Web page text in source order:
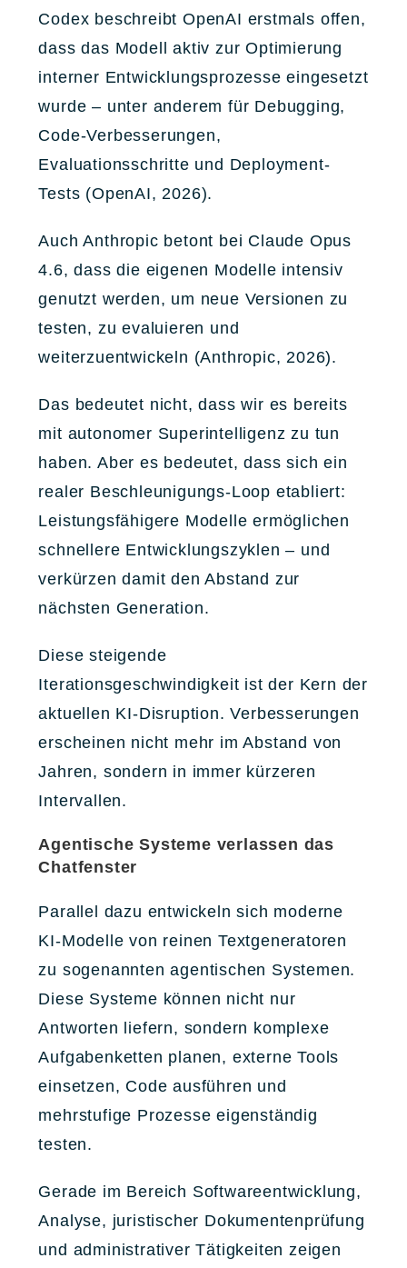
Codex beschreibt OpenAI erstmals offen,
dass das Modell aktiv zur Optimierung
interner Entwicklungsprozesse eingesetzt
wurde – unter anderem für Debugging,
Code-Verbesserungen,
Evaluationsschritte und Deployment-
Tests (OpenAI, 2026).
Auch Anthropic betont bei Claude Opus
4.6, dass die eigenen Modelle intensiv
genutzt werden, um neue Versionen zu
testen, zu evaluieren und
weiterzuentwickeln (Anthropic, 2026).
Das bedeutet nicht, dass wir es bereits
mit autonomer Superintelligenz zu tun
haben. Aber es bedeutet, dass sich ein
realer Beschleunigungs-Loop etabliert:
Leistungsfähigere Modelle ermöglichen
schnellere Entwicklungszyklen – und
verkürzen damit den Abstand zur
nächsten Generation.
Diese steigende
Iterationsgeschwindigkeit ist der Kern der
aktuellen KI-Disruption. Verbesserungen
erscheinen nicht mehr im Abstand von
Jahren, sondern in immer kürzeren
Intervallen.
Agentische Systeme verlassen das
Chatfenster
Parallel dazu entwickeln sich moderne
KI-Modelle von reinen Textgeneratoren
zu sogenannten agentischen Systemen.
Diese Systeme können nicht nur
Antworten liefern, sondern komplexe
Aufgabenketten planen, externe Tools
einsetzen, Code ausführen und
mehrstufige Prozesse eigenständig
testen.
Gerade im Bereich Softwareentwicklung,
Analyse, juristischer Dokumentenprüfung
und administrativer Tätigkeiten zeigen